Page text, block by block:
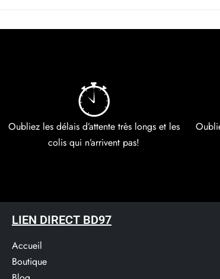
Oubliez les délais d’attente très longs et les
colis qui n’arrivent pas!
LIEN DIRECT BD97
Accueil
Boutique